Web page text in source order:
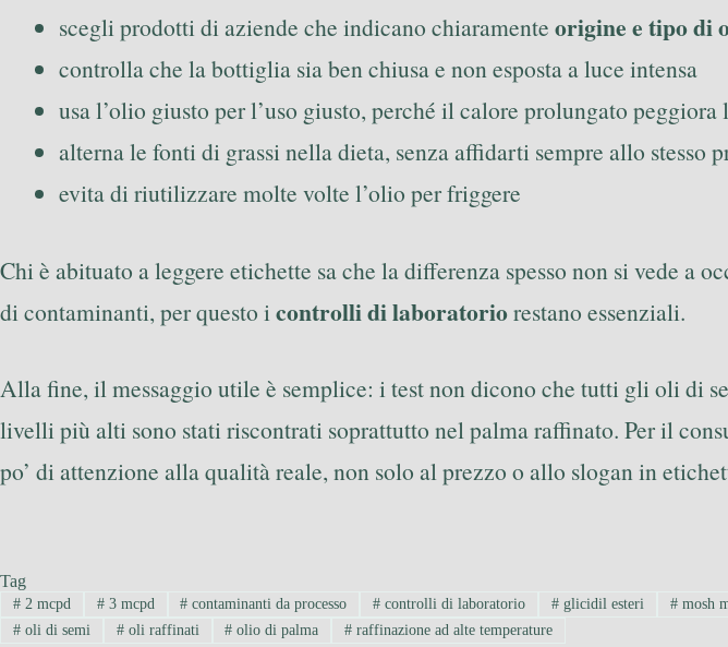
scegli prodotti di aziende che indicano chiaramente origine e tipo di
controlla che la bottiglia sia ben chiusa e non esposta a luce intensa
usa l’olio giusto per l’uso giusto, perché il calore prolungato peggiora
alterna le fonti di grassi nella dieta, senza affidarti sempre allo stesso
evita di riutilizzare molte volte l’olio per friggere
Chi è abituato a leggere etichette sa che la differenza spesso non si vede a
di contaminanti, per questo i controlli di laboratoriorestano essenziali.
Alla fine, il messaggio utile è semplice: i test non dicono che tutti gli oli di
livelli più alti sono stati riscontrati soprattutto nel palma raffinato. Per il
po’ di attenzione alla qualità reale, non solo al prezzo o allo slogan in
Tag
#2 mcpd #3 mcpd # contaminanti da processo # controlli di laboratorio # glicidil esteri #mosh
#oli di semi #oli raffinati # olio di palma # raffinazione ad alte temperature